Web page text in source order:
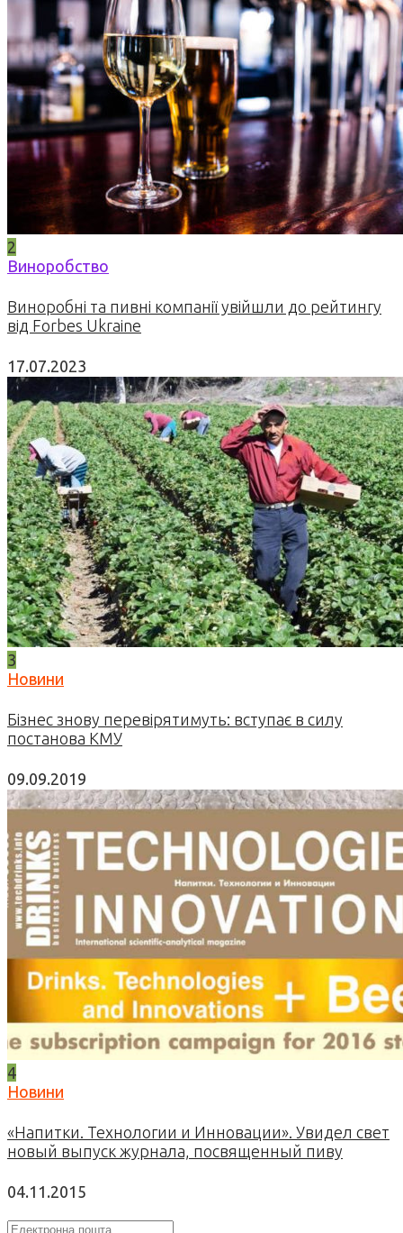
2
Виноробство
Виноробні та пивні компанії увійшли до рейтингу
від Forbes Ukraine
17.07.2023
3
Новини
Бізнес знову перевірятимуть: вступає в силу
постанова КМУ
09.09.2019
4
Новини
«Напитки. Технологии и Инновации». Увидел свет
новый выпуск журнала, посвященный пиву
04.11.2015